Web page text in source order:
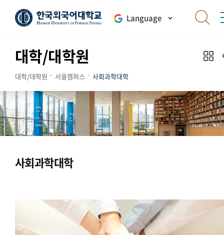
Language
대학/대학원
대학/대학원 서울캠퍼스 사회과학대학
사회과학대학